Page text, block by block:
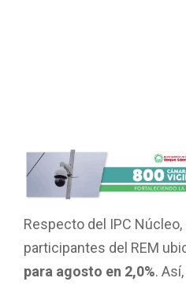
Respecto del IPC
participantes del REM
para agosto en 2,0%.